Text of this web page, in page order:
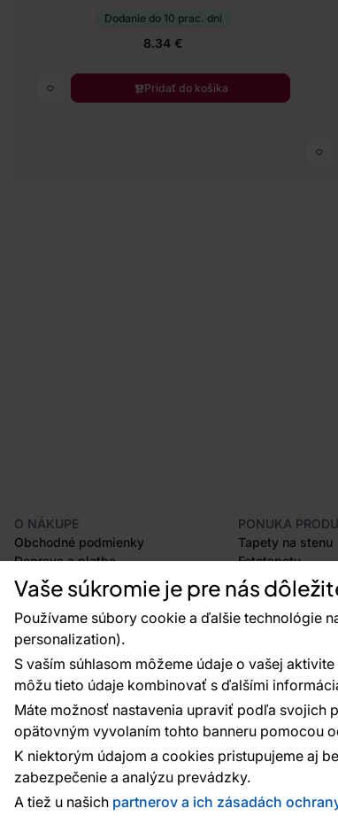
Vaše súkromie je pre nás
Používame súbory cookie a ďalšie technológie
personalization).
S vaším súhlasom môžeme údaje o vašej
môžu tieto údaje kombinovať s ďalšími
Máte možnosť nastavenia upraviť podľa svojich
opätovným vyvolaním tohto banneru pomocou
K niektorým údajom a cookies pristupujeme aj
zabezpečenie a analýzu prevádzky.
A tiež u našich partnerov a ich zásadách
Dodanie do 10 prac. dní
8.34 €
Pridať do košíka
O NÁKUPE
Obchodné podmienky
Doprava a platba
Odstúpenie od zmluvy
Postup pri podávaní reklamácií
Vrátenie tovaru
Certifikácia CE
Plánovač tapiet
PONUKA
Tapety na stenu
Fototapety
Lišty
Dekorácie
Samolepiace
Platobné metódy: Platby